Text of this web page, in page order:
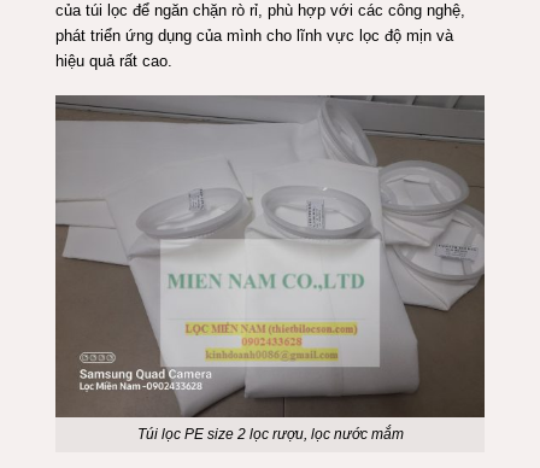
của túi lọc để ngăn chặn rò rỉ, phù hợp với các công nghệ,
phát triển ứng dụng của mình cho lĩnh vực lọc độ mịn và
hiệu quả rất cao.
Túi lọc PE size 2 lọc rượu, lọc nước mắm